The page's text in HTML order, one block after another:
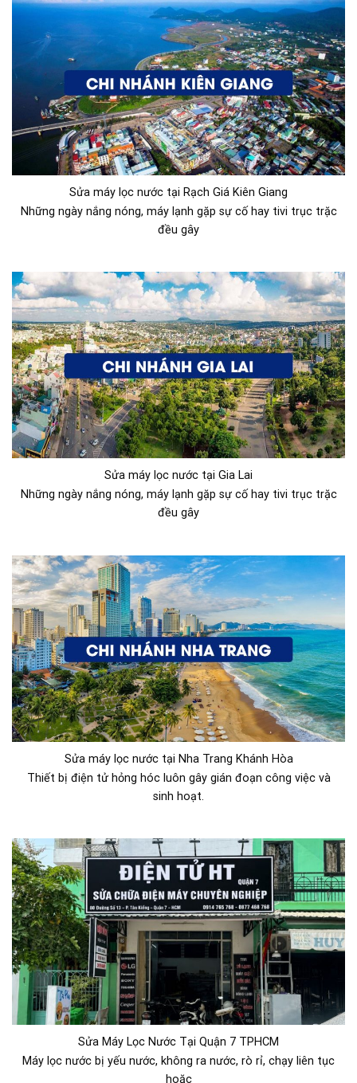
Sửa máy lọc nước tại Rạch Giá Kiên Giang
Những ngày nắng nóng, máy lạnh gặp sự cố hay tivi trục trặc
đều gây
Sửa máy lọc nước tại Gia Lai
Những ngày nắng nóng, máy lạnh gặp sự cố hay tivi trục trặc
đều gây
Sửa máy lọc nước tại Nha Trang Khánh Hòa
Thiết bị điện tử hỏng hóc luôn gây gián đoạn công việc và
sinh hoạt.
Sửa Máy Lọc Nước Tại Quận 7 TPHCM
Máy lọc nước bị yếu nước, không ra nước, rò rỉ, chạy liên tục
hoặc